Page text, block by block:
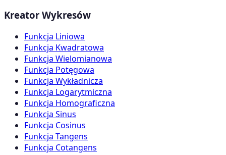
Kreator Wykresów
Funkcja Liniowa
Funkcja Kwadratowa
Funkcja Wielomianowa
Funkcja Potęgowa
Funkcja Wykładnicza
Funkcja Logarytmiczna
Funkcja Homograficzna
Funkcja Sinus
Funkcja Cosinus
Funkcja Tangens
Funkcja Cotangens